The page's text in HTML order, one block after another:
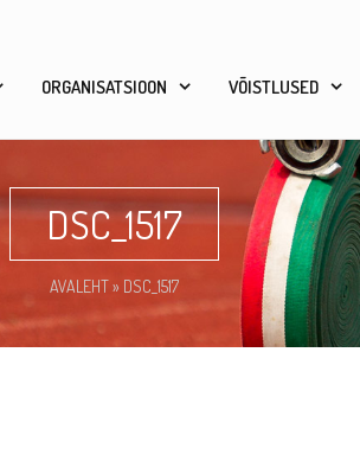
ORGANISATSIOON VÕISTLUSED
DSC_1517
AVALEHT» DSC_1517